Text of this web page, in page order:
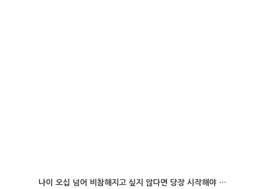
나이 오십 넘어 비참해지고 싶지 않다면 당장 시작해야 …